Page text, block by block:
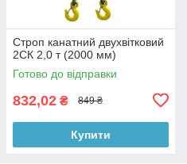
Строп канатний двухвітковий
2СК 2,0 т (2000 мм)
Готово до відправки
832,02 ₴ 849 ₴
Купити